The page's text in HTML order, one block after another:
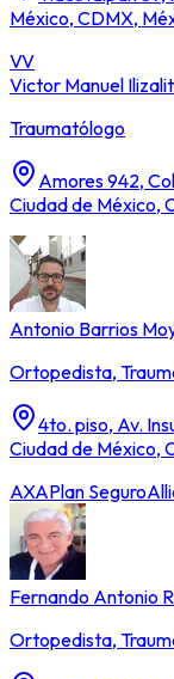
México, CDMX,
VV
Victor Manuel
Traumatólogo
Amores 942,
Ciudad de México,
Antonio Barrios
Ortopedista,
4to. piso, Av.
Ciudad de México,
AXAPlan Seguro
Fernando Antonio
Ortopedista,